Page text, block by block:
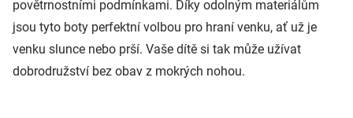
povětrnostními podmínkami. Díky odolným materiálům
jsou tyto boty perfektní volbou pro hraní venku, ať už je
venku slunce nebo prší. Vaše dítě si tak může užívat
dobrodružství bez obav z mokrých nohou.